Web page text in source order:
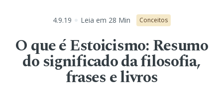
4.9.19 Leia em 28 Min Conceitos
O que é Estoicismo: Resumo
do significado da filosofia,
frases e livros